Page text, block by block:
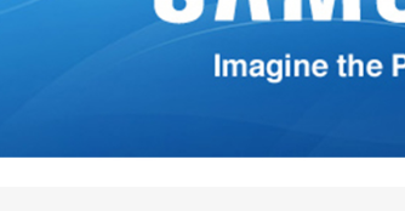
próxima vez que comente.